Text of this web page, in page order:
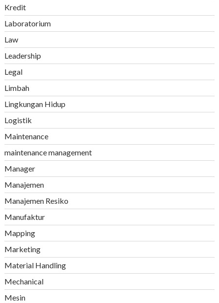
Kredit
Laboratorium
Law
Leadership
Legal
Limbah
Lingkungan Hidup
Logistik
Maintenance
maintenance management
Manager
Manajemen
Manajemen Resiko
Manufaktur
Mapping
Marketing
Material Handling
Mechanical
Mesin